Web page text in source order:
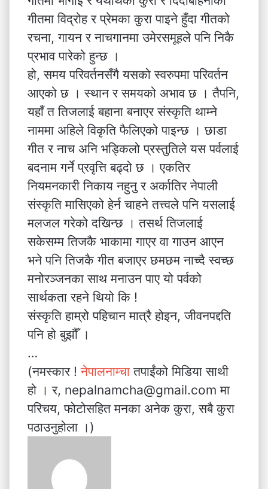
गीतमा विद्रोह र प्रेमका कुरा पाइने हुँदा गीतको
रचना, गायन र नाचगानमा उमेरसमूहले पनि निकै
प्रभाव पारेको हुन्छ ।
हो, समय परिवर्तनसँगै यसको स्वरुपमा परिवर्तन
आएको छ । स्थान र समयको अभाव छ । तैपनि,
यहाँ त तिजलाई बहाना बनाएर संस्कृति थाम्ने
नाममा अहिले विकृति फैलिएको पाइन्छ । छाडा
गीत र नाच अनि भड्किलो प्रस्तुतिले यस पर्वलाई
बदनाम गर्ने प्रवृत्ति बढ्दो छ । एकतिर
नियमनकारी निकाय नहुनु र अर्कातिर नेपाली
संस्कृति मासिएको हेर्न चाहने तत्त्वले पनि यसलाई
मलजल गरेको दखिन्छ । तसर्थ तिजलाई
सकेसम्म तिजकै भाकामा गाएर वा गाउन आएन
भने पनि तिजकै गीत बजाएर छमछम नाच्दै स्वच्छ
मनोरञ्जनका साथ मनाउन पाए यो पर्वको
सार्थकता रहने थियो कि !
संस्कृति हाम्रो पहिचान मात्रै होइन, जीवनपद्दति
पनि हो बुझौँ ।
…
(नमस्कार !नेपालनाम्चातपाईंको मिडिया साथी
हो । र, nepalnamcha@gmail.com मा
परिचय, फोटोसहित मनका अनेक कुरा, सबै कुरा
पठाउनुहोला ।)